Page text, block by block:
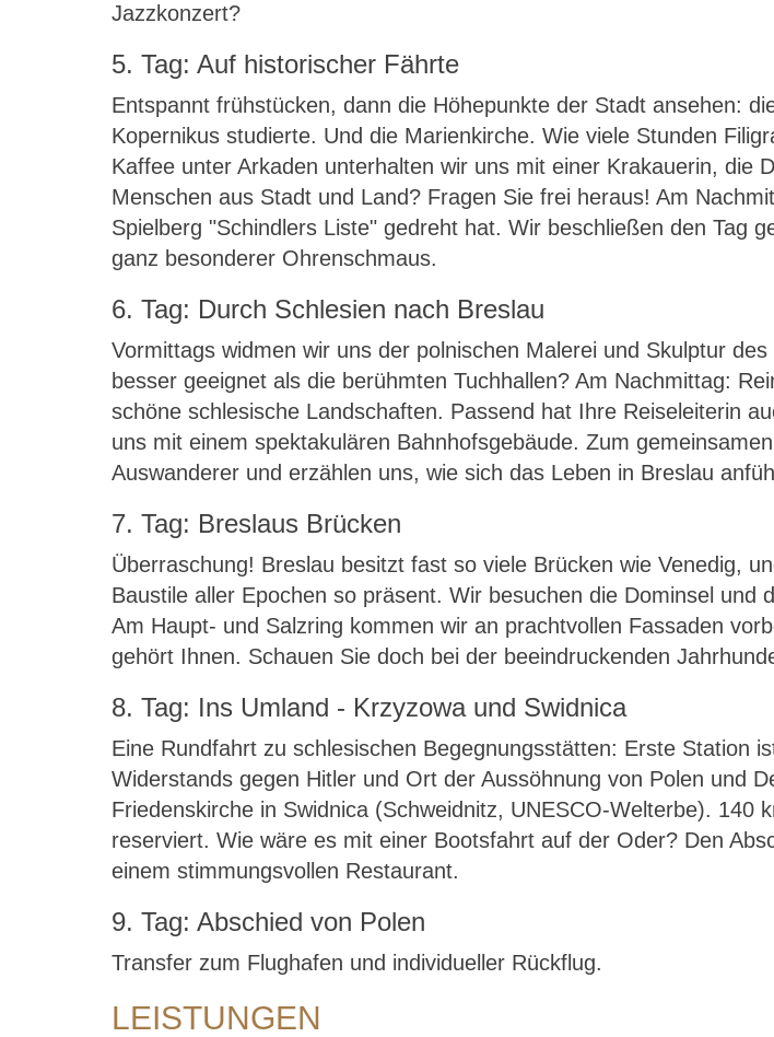
Jazzkonzert?
5. Tag: Auf historischer Fährte
Entspannt frühstücken, dann die Höhepunkte der Stadt ansehen:
Kopernikus studierte. Und die Marienkirche. Wie viele Stunden
Kaffee unter Arkaden unterhalten wir uns mit einer Krakauerin, die
Menschen aus Stadt und Land? Fragen Sie frei heraus! Am
Spielberg "Schindlers Liste" gedreht hat. Wir beschließen den Tag
ganz besonderer Ohrenschmaus.
6. Tag: Durch Schlesien nach Breslau
Vormittags widmen wir uns der polnischen Malerei und Skulptur
besser geeignet als die berühmten Tuchhallen? Am Nachmittag:
schöne schlesische Landschaften. Passend hat Ihre Reiseleiterin
uns mit einem spektakulären Bahnhofsgebäude. Zum
Auswanderer und erzählen uns, wie sich das Leben in Breslau
7. Tag: Breslaus Brücken
Überraschung! Breslau besitzt fast so viele Brücken wie Venedig,
Baustile aller Epochen so präsent. Wir besuchen die Dominsel
Am Haupt- und Salzring kommen wir an prachtvollen Fassaden
gehört Ihnen. Schauen Sie doch bei der beeindruckenden
8. Tag: Ins Umland - Krzyzowa und Swidnica
Eine Rundfahrt zu schlesischen Begegnungsstätten: Erste Station
Widerstands gegen Hitler und Ort der Aussöhnung von Polen und
Friedenskirche in Swidnica (Schweidnitz, UNESCO-Welterbe).
reserviert. Wie wäre es mit einer Bootsfahrt auf der Oder? Den
einem stimmungsvollen Restaurant.
9. Tag: Abschied von Polen
Transfer zum Flughafen und individueller Rückflug.
LEISTUNGEN